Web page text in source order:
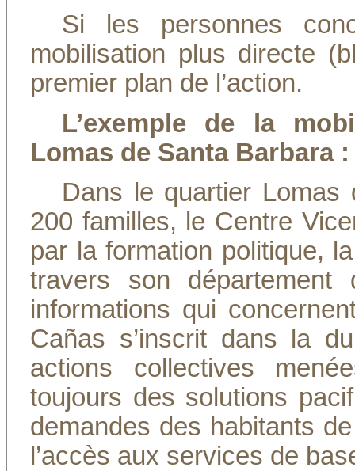
Si les personnes
mobilisation plus directe
premier plan de l’action.
L’exemple de la
Lomas de Santa Barbara
Dans le quartier
200 familles, le Centre
par la formation politique,
travers son
informations qui
Cañas s’inscrit dans la
actions collectives
toujours des solutions
demandes des habitants
l’accès aux services de